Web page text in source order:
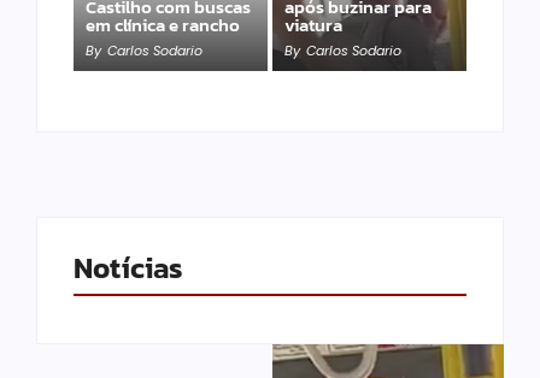
Castilho com buscas
em clínica e rancho
By Carlos Sodario
após buzinar para
viatura
By Carlos Sodario
Notícias